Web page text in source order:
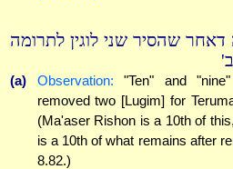
שהסיר שני לוגין לתרומה
(a) Observation: "Ten" and
removed two [Lugim] for
(Ma'aser Rishon is a 10th of
is a 10th of what remains after
8.82.)